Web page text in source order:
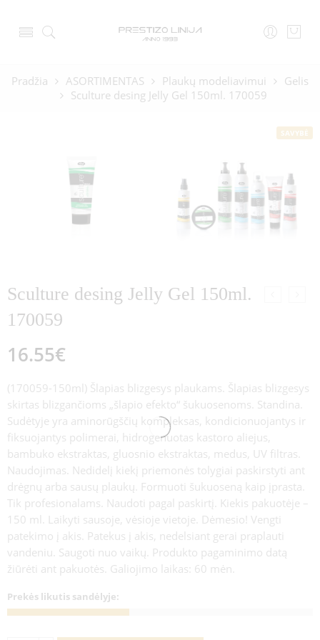
Pradžia ASORTIMENTAS Plaukų modeliavimui
Gelis
Sculture desing Jelly Gel 150ml. 170059
SAVYBĖ
Sculture desing Jelly Gel 150ml.
170059
16.55€
(170059-150ml) Šlapias blizgesys plaukams. Šlapias blizgesys
skirtas blizgančioms „šlapio efekto“ šukuosenoms. Standina.
Sudėtyje yra aminorūgščių kompleksas, kondicionuojantys ir
fiksuojantys polimerai, hidrogenuotas kastoro aliejus,
bambuko ekstraktas, gluosnio ekstraktas, medus, UV filtras.
Naudojimas. Nedidelį kiekį priemonės tolygiai paskirstyti ant
drėgnų arba sausų plaukų. Formuoti šukuoseną kaip įprasta.
Tik profesionalams. Naudoti pagal paskirtį. Kiekis pakuotėje –
150 ml. Laikyti sausoje, vėsioje vietoje. Dėmesio! Vengti
patekimo į akis. Patekus į akis, nedelsiant gerai praplauti
vandeniu. Saugoti nuo vaikų. Produkto pagaminimo datą
žiūrėti ant pakuotės. Galiojimo laikas: 60 mėn.
Prekės likutis sandėlyje: